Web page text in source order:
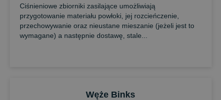
Ciśnieniowe zbiorniki zasilające umożliwiają
przygotowanie materiału powłoki, jej rozcieńczenie,
przechowywanie oraz nieustane mieszanie (jeżeli jest to
wymagane) a następnie dostawę, stale...
Węże Binks